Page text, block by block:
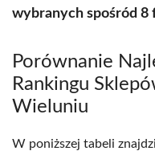
wybranych spośród 8
Porównanie
Rankingu
Wieluniu
W poniższej tabeli